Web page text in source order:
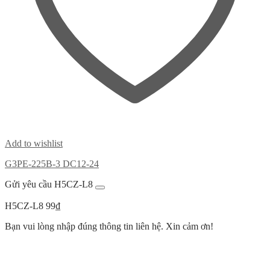
Add to wishlist
G3PE-225B-3 DC12-24
Gửi yêu cầu H5CZ-L8
H5CZ-L8 99₫
Bạn vui lòng nhập đúng thông tin liên hệ. Xin cảm ơn!